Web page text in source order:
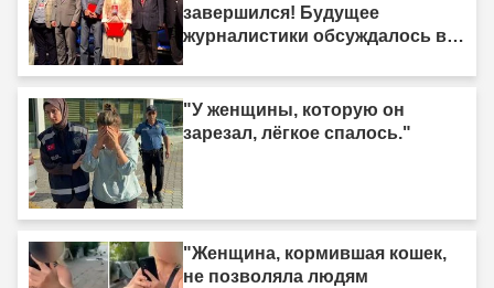
завершился! Будущее
журналистики обсуждалось в
"У женщины, которую он
зарезал, лёгкое спалось."
"Женщина, кормившая кошек,
не позволяла людям